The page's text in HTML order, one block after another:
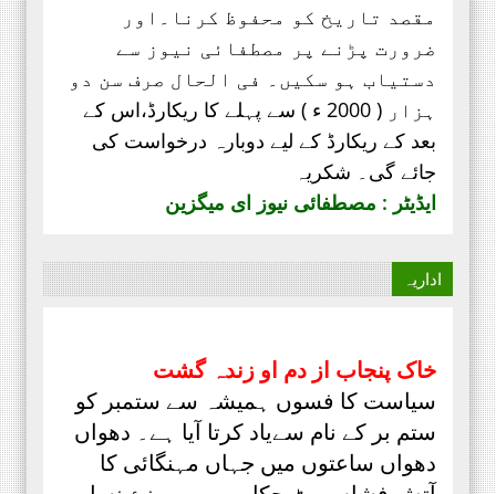
مقصد تاریخ کو محفوظ کرنا۔اور
ضرورت پڑنے پر مصطفائی نیوز سے
دستیاب ہو سکیں۔ فی الحال صرف سن دو
ہزار ( 2000 ء ) سے پہلے کا ریکارڈ،
اس کے
بعد کے ریکارڈ کے لیے دوبارہ درخواست کی
جائے گی۔ شکریہ
ایڈیٹر : مصطفائی نیوز ای میگزین
اداریہ
خاک پنجاب از دم او زندہ گشت
سیاست کا فسوں ہمیشہ سے ستمبر کو
ستم بر کے نام سےیاد کرتا آیا ہے۔ دھواں
دھواں ساعتوں میں جہاں مہنگائی کا